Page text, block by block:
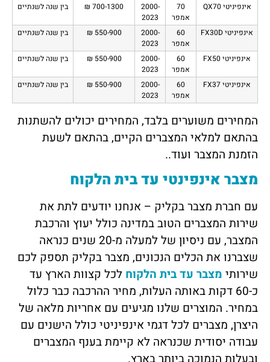
אינפיניטי QX70
70
אמפר
2000-
2023
700-1300 ₪ בין שנה לשנתיים
אינפיניטי FX30D
60
אמפר
2000-
2023
550-900 ₪ בין שנה לשנתיים
אינפיניטי FX50
60
אמפר
2000-
2023
550-900 ₪ בין שנה לשנתיים
אינפיניטי FX37
60
אמפר
2000-
2023
550-900 ₪ בין שנה לשנתיים
המחירים משוערים בלבד, המחירים יכולים להשתנות
בהתאם למלאי המצברים הקיים, בהתאם לשעת
הזמנת המצבר ועוד..
מצבר אינפינטי עד בית הלקוח
עם חברת מצבר בקליק – אנחנו יודעים לתת את
שירות המצברים הטוב במדינה כולל יעוץ והרכבת
המצבר, עם ניסיון של למעלה מ-20 שנים כנראה
שצברנו את הכלים הנכונים, מצבר בקליק תספק לכם
שירותי מצבר עד בית הלקוח לכל קצוות הארץ עד
כ-60 דקות באותה העלות, מחיר ההרכבה כבר כלול
במחיר. המוצרים שלנו מגיעים עם אחריות מלאה של
היצרן, מצברים לכל דגמי אינפיניטי כולל הישנים עם
עבודה יסודית שכנראה לא קיימת בענף המצברים